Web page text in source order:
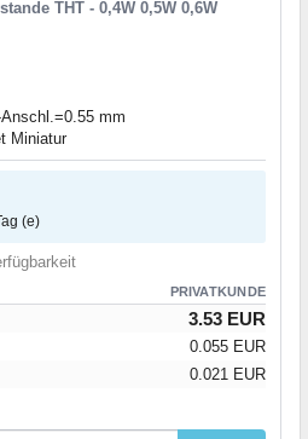
THT - 0,4W 0,5W 0,6W
mm
Miniatur
(e)
PRIVATKUNDE
3.53 EUR
0.055 EUR
0.021 EUR